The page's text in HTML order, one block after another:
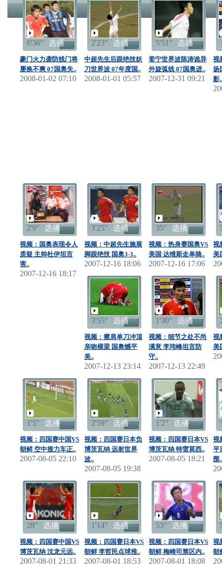
6'36" 选播
豪门火力袭防线门将
屡换不爽 07国奥失..
2008-01-02 07:10
2'23" 选播
中超先生后跟绝技妖
刀世界波 07年度国..
2008-01-01 05:57
5'51" 选播
姜宁世界波陈涛诡异
外旋弧线 07国奥进..
2007-12-31 09:21
视
扬
影..
2'9" 选播
视频：国奥表现令人
质疑 主帅杜伊坦言
害..
2007-12-16 18:17
3'25" 选播
视频：中超先生施展
脚跟绝技 国奥3-3..
2007-12-16 18:06
35" 选播
视频：热身赛国奥VS
美国 达维斯走单骑..
2007-12-16 17:06
视
美
3'55" 选播
视频：擦肩单刀冲顶
亲吻横梁 国奥憾平
美..
2007-12-13 23:14
1'30" 选播
视频：细节之处不尚
满意 李玮峰坦言防
守..
2007-12-13 22:49
视
美
1'5" 选播
视频：四国赛中国VS
朝鲜 空中接力车正..
2007-08-05 22:10
2'59" 选播
视频：四国赛日本负
博茨瓦纳 远射世界
波..
2007-08-05 19:38
1'2" 选播
视频：四国赛日本VS
博茨瓦纳 特雷莫西..
2007-08-05 18:21
视
平
围..
28" 选播
视频：四国赛中国VS
博茨瓦纳 沈龙元远..
2007-08-01 21:33
1'14" 选播
视频：四国赛日本VS
朝鲜 李哲民点球推..
2007-08-01 18:53
53" 选播
视频：四国赛日本VS
朝鲜 梅崎司禁区内..
2007-08-01 18:08
视
朝